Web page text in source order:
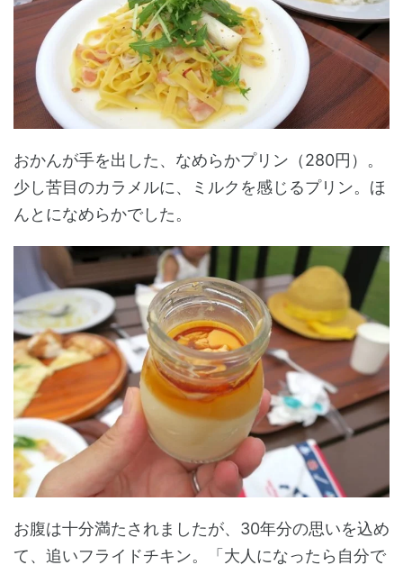
おかんが手を出した、なめらかプリン（280円）。
少し苦目のカラメルに、ミルクを感じるプリン。ほ
んとになめらかでした。
お腹は十分満たされましたが、30年分の思いを込め
て、追いフライドチキン。「大人になったら自分で